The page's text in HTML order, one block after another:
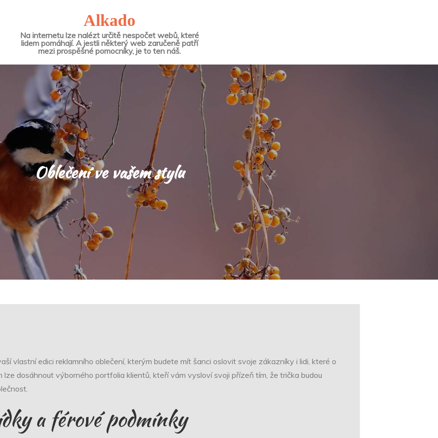
Alkado
Na internetu lze nalézt určitě nespočet webů, které
lidem pomáhají. A jestli některý web zaručeně patří
mezi prospěšné pomocníky, je to ten náš.
Oblečení ve vašem stylu
vlastní edici reklamního oblečení, kterým budete mít šanci oslovit svoje zákazníky i lidi, které o
lze dosáhnout výborného portfolia klientů, kteří vám vysloví svoji přízeň tím, že trička budou
a férové podmínky